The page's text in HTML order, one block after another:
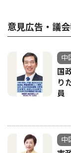
意見広告・議
中
国
り
員
中